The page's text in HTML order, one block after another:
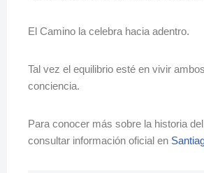
El Camino la celebra hacia adentro.
Tal vez el equilibrio esté en vivir
conciencia.
Para conocer más sobre la historia
consultar información oficial en